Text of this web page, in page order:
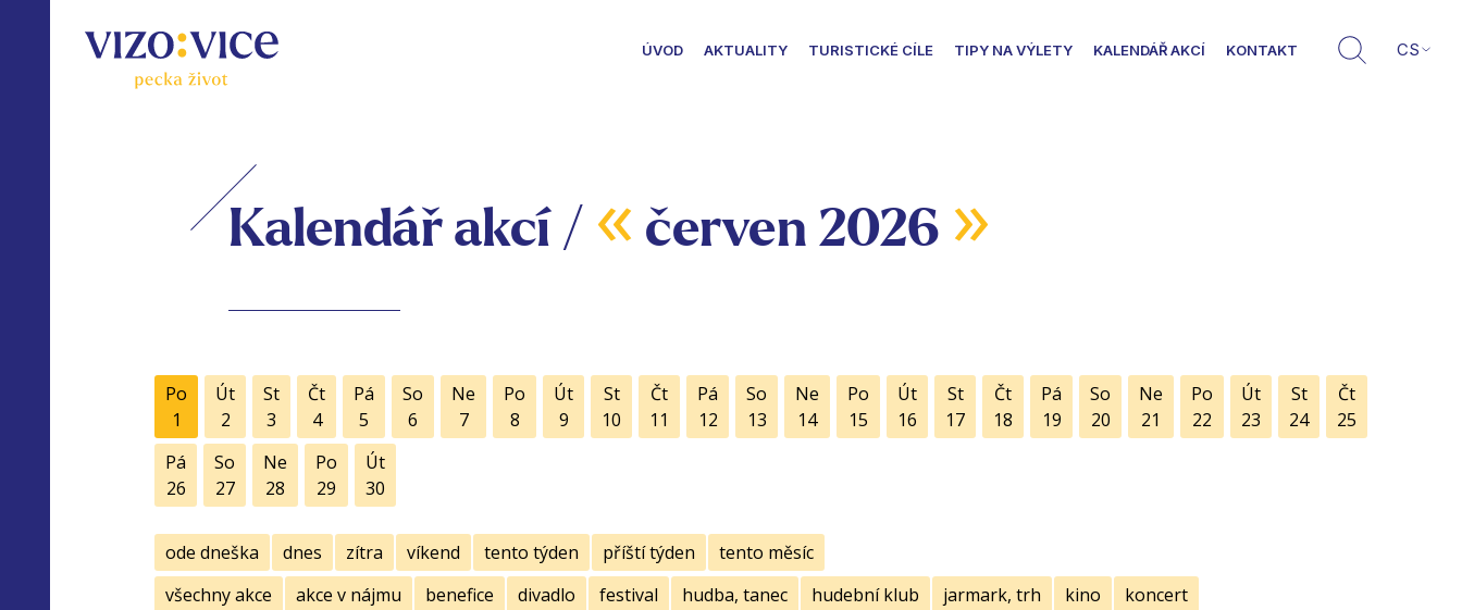
ÚVOD AKTUALITY TURISTICKÉ CÍLE TIPY NA VÝLETY KALENDÁŘ AKCÍ KONTAKT CS
Kalendář akcí / « červen 2026 »
Po
1
Út
2
St
3
Čt
4
Pá
5
So
6
Ne
7
Po
8
Út
9
St
10
Čt
11
Pá
12
So
13
Ne
14
Po
15
Út
16
St
17
Čt
18
Pá
19
So
20
Ne
21
Po
22
Út
23
St
24
Čt
25
Pá
26
So
27
Ne
28
Po
29
Út
30
ode dneška dnes zítra víkend tento týden příští týden
tento měsíc
všechny akce
akce v nájmu benefice divadlo festival hudba, tanec hudební klub jarmark, trh kino
koncert